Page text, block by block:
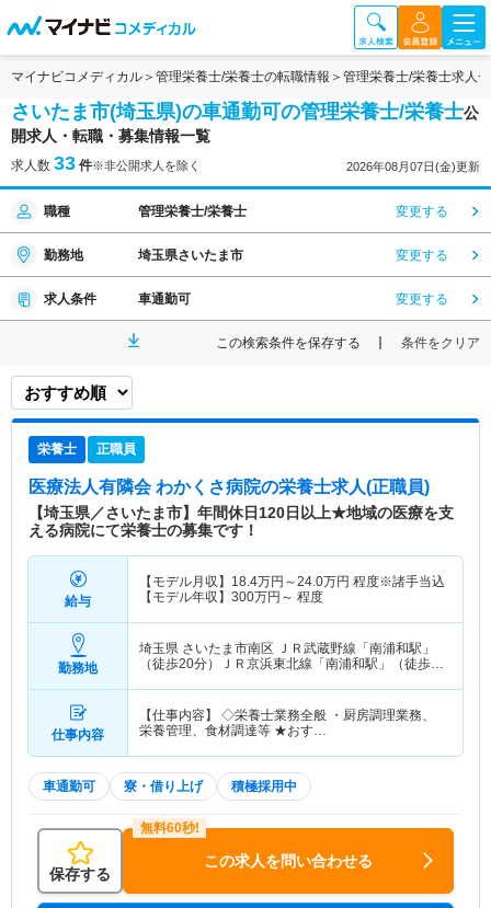
マイナビコメディカル 管理栄養士/栄養士の転職情報 管理栄養士/栄養士求人
さいたま市(埼玉県)の車通勤可の管理栄養士/栄養士公
開求人・転職・募集情報一覧
求人数 33 件※非公開求人を除く 2026年08月07日(金)更新
職種 管理栄養士/栄養士 変更する
勤務地 埼玉県さいたま市 変更する
求人条件 車通勤可 変更する
この検索条件を保存する 条件をクリア
栄養士 正職員
医療法人有隣会 わかくさ病院の栄養士求人(正職員)
【埼玉県／さいたま市】年間休日120日以上★地域の医療を支
える病院にて栄養士の募集です！
給与
【モデル月収】 18.4万円～24.0万円 程度※諸手当込
【モデル年収】 300万円～ 程度
勤務地
埼玉県 さいたま市南区 ＪＲ武蔵野線「南浦和駅」
（徒歩20分）ＪＲ京浜東北線「南浦和駅」（徒歩
仕事内容
【仕事内容】 ◇栄養士業務全般 ・厨房調理業務、
栄養管理、食材調達等 ★おす…
車通勤可 寮・借り上げ 積極採用中
保存する
この求人を問い合わせる